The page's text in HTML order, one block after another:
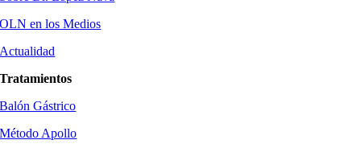
OLN en los Medios
Actualidad
Tratamientos
Balón Gástrico
Método Apollo